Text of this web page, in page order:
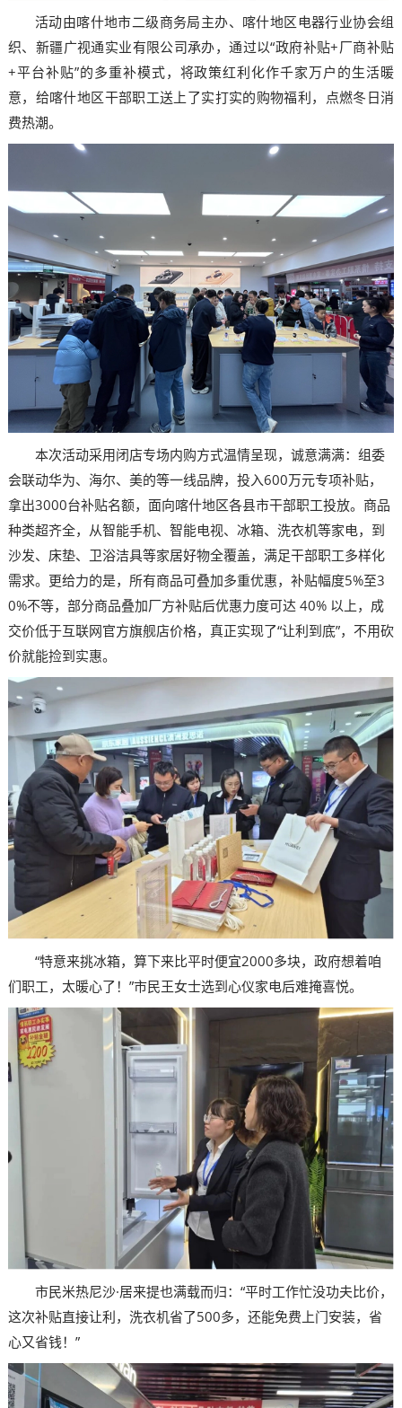
活动由喀什地市二级商务局主办、喀什地区电器行业协会组
织、新疆广视通实业有限公司承办，通过以“政府补贴+厂商补贴
+平台补贴”的多重补模式，将政策红利化作千家万户的生活暖
意，给喀什地区干部职工送上了实打实的购物福利，点燃冬日消
费热潮。
本次活动采用闭店专场内购方式温情呈现，诚意满满：组委
会联动华为、海尔、美的等一线品牌，投入600万元专项补贴，
拿出3000台补贴名额，面向喀什地区各县市干部职工投放。商品
种类超齐全，从智能手机、智能电视、冰箱、洗衣机等家电，到
沙发、床垫、卫浴洁具等家居好物全覆盖，满足干部职工多样化
需求。更给力的是，所有商品可叠加多重优惠，补贴幅度5%至3
0%不等，部分商品叠加厂方补贴后优惠力度可达 40% 以上，成
交价低于互联网官方旗舰店价格，真正实现了“让利到底”，不用砍
价就能捡到实惠。
“特意来挑冰箱，算下来比平时便宜2000多块，政府想着咱
们职工，太暖心了！”市民王女士选到心仪家电后难掩喜悦。
市民米热尼沙·居来提也满载而归：“平时工作忙没功夫比价，
这次补贴直接让利，洗衣机省了500多，还能免费上门安装，省
心又省钱！”